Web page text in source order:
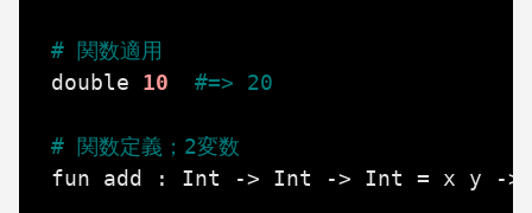
# 関数適用
double
10 #=> 20
# 関数定義；2変数
fun
add : Int -> Int -> Int = x y ->